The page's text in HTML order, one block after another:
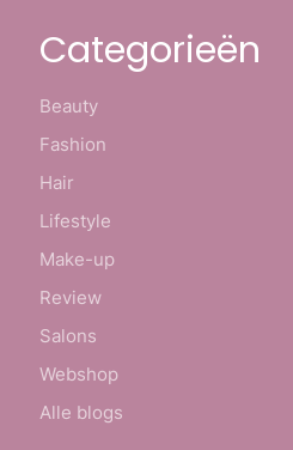
Categorieën
Beauty
Fashion
Hair
Lifestyle
Make-up
Review
Salons
Webshop
Alle blogs